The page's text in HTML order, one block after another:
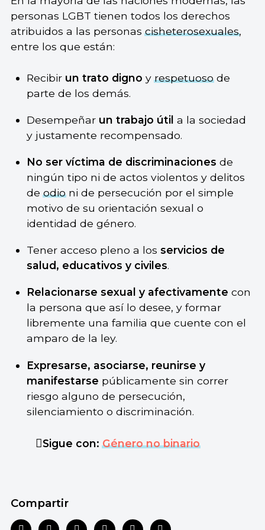
personas LGBT tienen todos los derechos
atribuidos a las personascisheterosexuales,
entre los que están:
Recibir un trato digno yrespetuosode
parte de los demás.
Desempeñar un trabajo útil a la sociedad
y justamente recompensado.
No ser víctima de discriminaciones de
ningún tipo ni de actos violentos y delitos
deodioni de persecución por el simple
motivo de su orientación sexual o
identidad de género.
Tener acceso pleno a los servicios de
salud, educativos y civiles.
Relacionarse sexual y afectivamente con
la persona que así lo desee, y formar
libremente una familia que cuente con el
amparo de la ley.
Expresarse, asociarse, reunirse y
manifestarse públicamente sin correr
riesgo alguno de persecución,
silenciamiento o discriminación.
Sigue con:Género no binario
Compartir